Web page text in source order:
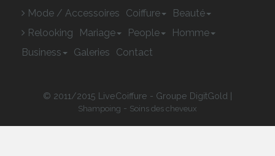
Mode / Accessoires Coiffure
Beauté
Relooking
Mariage People
Homme
Business
Galeries Contact
© 2011/2015 LiveCoiffure - Groupe DigitGold |
Shampoing - Soins des cheveux